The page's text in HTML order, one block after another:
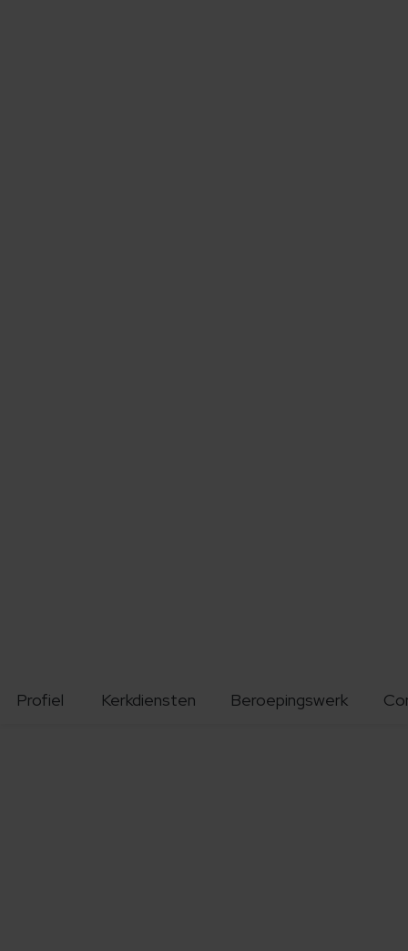
Profiel Kerkdiensten Beroepingswerk